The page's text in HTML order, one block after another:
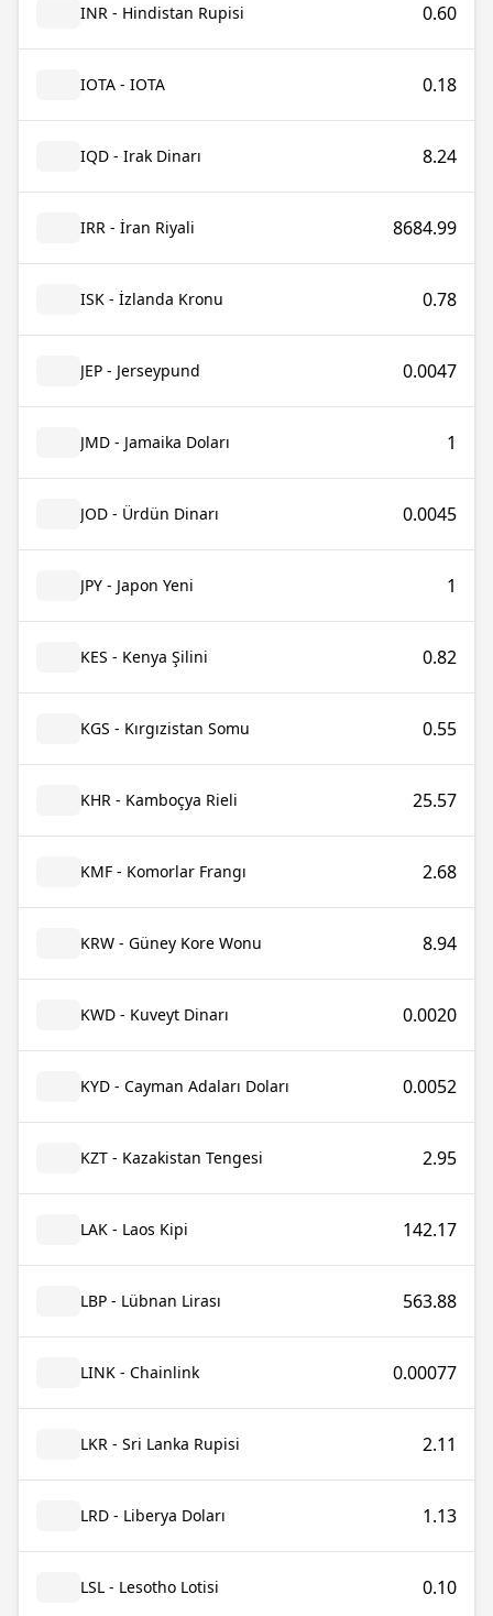
INR - Hindistan Rupisi 0.60
IOTA - IOTA 0.18
IQD - Irak Dinarı 8.24
IRR - İran Riyali 8684.99
ISK - İzlanda Kronu 0.78
JEP - Jerseypund 0.0047
JMD - Jamaika Doları 1
JOD - Ürdün Dinarı 0.0045
JPY - Japon Yeni 1
KES - Kenya Şilini 0.82
KGS - Kırgızistan Somu 0.55
KHR - Kamboçya Rieli 25.57
KMF - Komorlar Frangı 2.68
KRW - Güney Kore Wonu 8.94
KWD - Kuveyt Dinarı 0.0020
KYD - Cayman Adaları Doları 0.0052
KZT - Kazakistan Tengesi 2.95
LAK - Laos Kipi 142.17
LBP - Lübnan Lirası 563.88
LINK - Chainlink 0.00077
LKR - Sri Lanka Rupisi 2.11
LRD - Liberya Doları 1.13
LSL - Lesotho Lotisi 0.10